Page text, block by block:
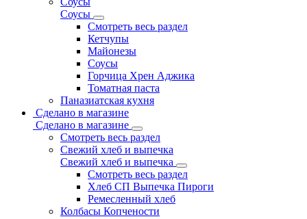
Соусы
Смотреть весь раздел
Кетчупы
Майонезы
Соусы
Горчица Хрен Аджика
Томатная паста
Паназиатская кухня
Сделано в магазине
Сделано в магазине
Смотреть весь раздел
Свежий хлеб и выпечка
Свежий хлеб и выпечка
Смотреть весь раздел
Хлеб СП Выпечка Пироги
Ремесленный хлеб
Колбасы Копчености